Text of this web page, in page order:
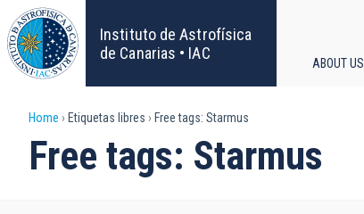
Skip
to
main
content
Instituto de Astrofísica
de Canarias • IAC
ABOUT US
Breadcrumb
Home Etiquetas libres Free tags: Starmus
Free tags: Starmus